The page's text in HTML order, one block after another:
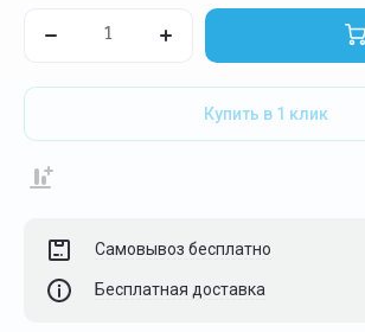
Купить в 1 клик
Самовывоз бесплатно
Бесплатная доставка